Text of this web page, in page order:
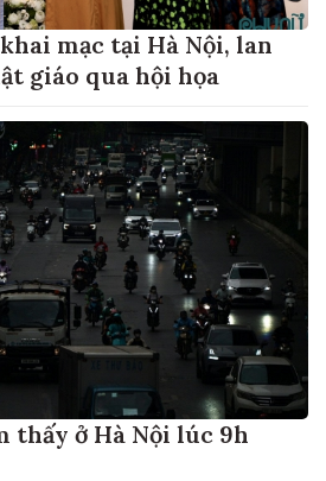
mạc tại Hà Nội, lan
giáo qua hội họa
thấy ở Hà Nội lúc 9h